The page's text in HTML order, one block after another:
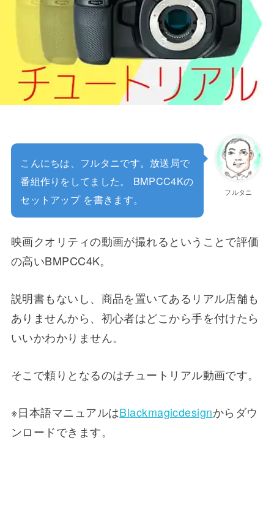
フルタニ
こんにちは、フルタニです。放送局で
番組作りをしてました。 BMPCC4Kの
セットアップ を書きます。
映画クオリティの動画が撮れるということで評価
の高いBMPCC4K。
説明書もないし、商品を置いてあるリアル店舗も
ありませんから、初心者はどこから手を付けたら
いいかわかりません。
そこで頼りとなるのはチュートリアル動画です。
※日本語マニュアルはBlackmagicdesignからダウ
ンロードできます。